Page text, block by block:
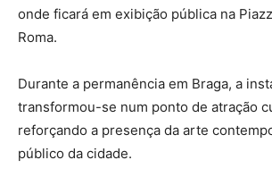
onde ficará em exibição pública na
Roma.
Durante a permanência em Braga, a
transformou-se num ponto de atração
reforçando a presença da arte
público da cidade.